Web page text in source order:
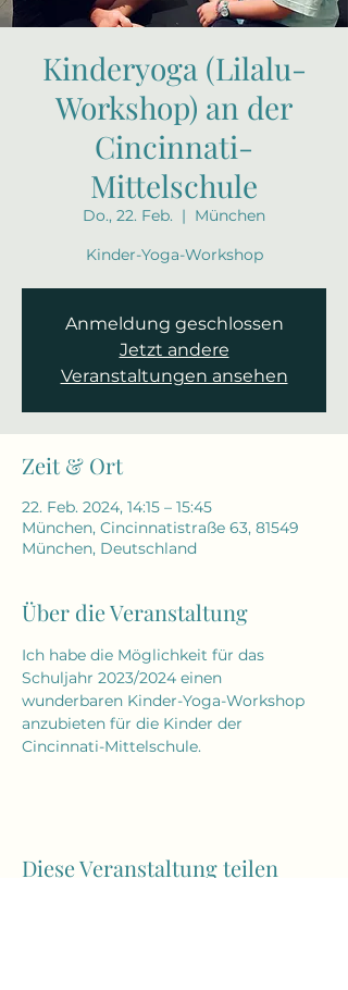
Kinderyoga (Lilalu-
Workshop) an der
Cincinnati-
Mittelschule
Do., 22. Feb.
  |
München
Kinder-Yoga-Workshop
Anmeldung geschlossen
Jetzt andere
Veranstaltungen ansehen
Zeit & Ort
22. Feb. 2024, 14:15 – 15:45
München, Cincinnatistraße 63, 81549
München, Deutschland
Über die Veranstaltung
Ich habe die Möglichkeit für das
Schuljahr 2023/2024 einen
wunderbaren Kinder-Yoga-Workshop
anzubieten für die Kinder der
Cincinnati-Mittelschule.
Diese Veranstaltung teilen